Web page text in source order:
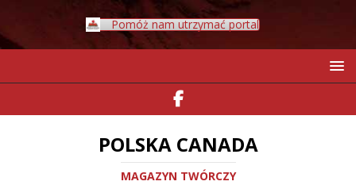
Pomóż nam utrzymać portal
POLSKA CANADA
MAGAZYN TWÓRCZY